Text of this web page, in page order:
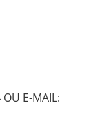
E-MAIL: